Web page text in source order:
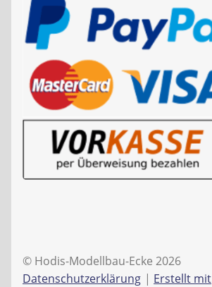
© Hodis-Modellbau-Ecke 2026
Datenschutzerklärung
Erstellt mit